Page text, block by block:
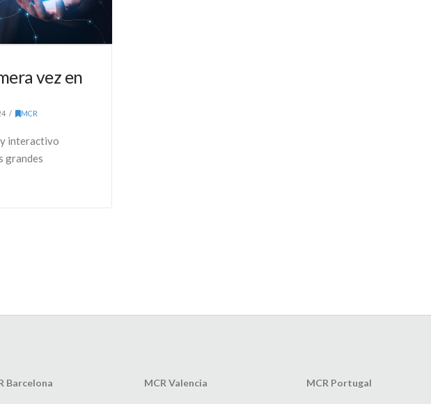
vez en
MCR
interactivo
grandes
Barcelona MCR Valencia MCR Portugal